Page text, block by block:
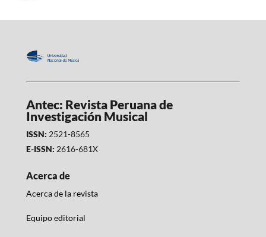
Antec: Revista Peruana de
Investigación Musical
ISSN: 2521-8565
E-ISSN: 2616-681X
Acerca de
Acerca de la revista
Equipo editorial